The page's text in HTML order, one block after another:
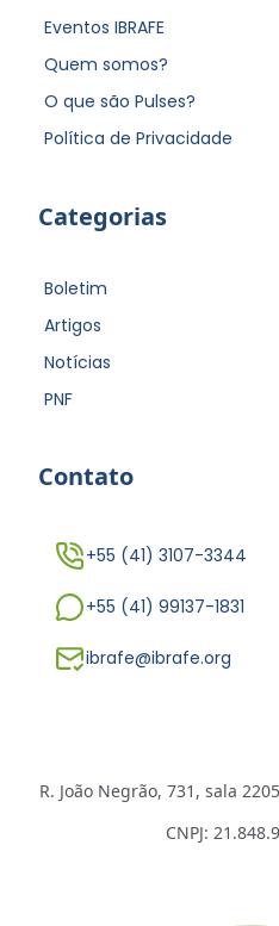
Eventos IBRAFE
Quem somos?
O que são Pulses?
Política de Privacidade
Categorias
Boletim
Artigos
Notícias
PNF
Contato
+55 (41) 3107-3344
+55 (41) 99137-1831
ibrafe@ibrafe.org
R. João Negrão, 731, sala
CNPJ: